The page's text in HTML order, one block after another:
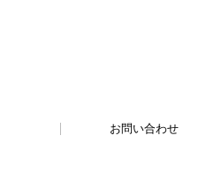
お問い合わせ